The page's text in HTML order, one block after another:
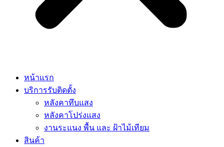
หน้าแรก
บริการรับติดตั้ง
หลังคาทึบแสง
หลังคาโปร่งแสง
งานระแนง พื้น และ ฝ้าไม้เทียม
สินค้า